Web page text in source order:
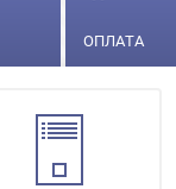
ОПЛАТА